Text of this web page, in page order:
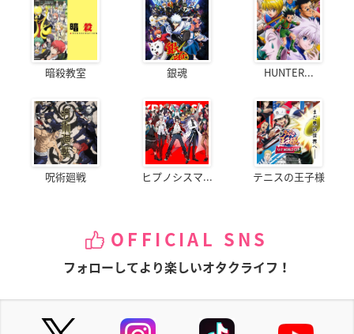
暗殺教室 銀魂 HUNTER...
呪術廻戦 ヒプノシスマ... テニスの王子様
OFFICIAL SNS
フォローしてより楽しいオタクライフ！